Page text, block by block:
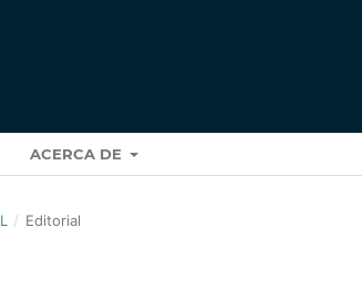
ACERCA DE
/ Editorial